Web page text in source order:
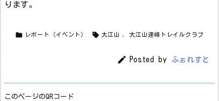
ります。
 レポート（イベント）  大江山 大江山連峰トレイルクラブ
 Posted by ふぉれすと
このページのQRコード